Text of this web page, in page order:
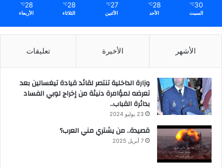
30
℃
السبت
28
℃
الأحد
27
℃
الأثنين
28
℃
الثلاثاء
28
℃
الأربعاء
الأشهر الأخيرة تعليقات
وزارة الداخلية تنتصر لقائد قيادة تيغسالين بعد
تعرضه لمؤامرة دنيئة من إخراج لوبي الفساد
بدائرة القباب..
23 يوليو 2024
قصيدة.. من يشتري مني العرب؟
7 أبريل 2025